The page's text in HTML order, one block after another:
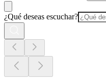
¿Qué deseas escuchar?